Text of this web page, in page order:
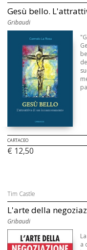
Gesù bello.
Gribaudi
CARTACEO
€ 12,50
Tim Castle
L'arte della
Gribaudi
a